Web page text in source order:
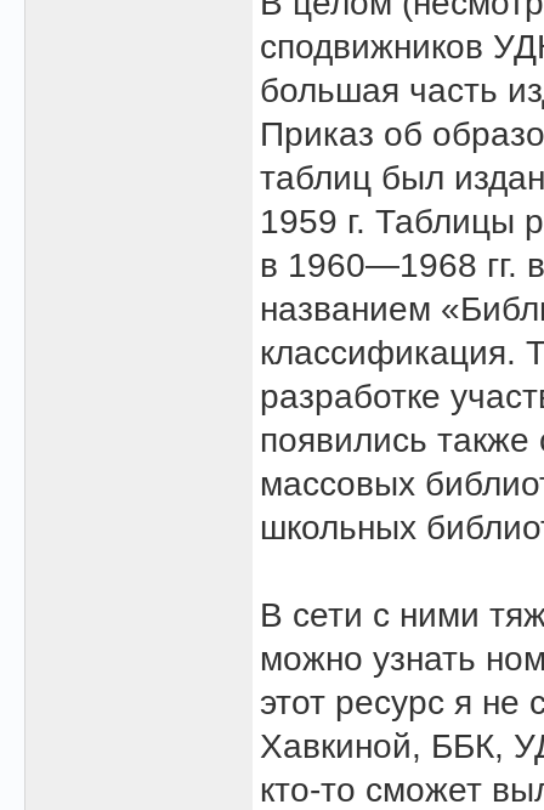
сподвижников
большая часть
Приказ об
таблиц был
1959 г. Таблицы
в 1960—1968 гг.
названием
классификация.
разработке
появились
массовых
школьных
В сети с ними
можно узнать
этот ресурс я
Хавкиной, ББК,
кто-то сможет